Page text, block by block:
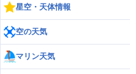
星空・天体情報
空の天気
マリン天気